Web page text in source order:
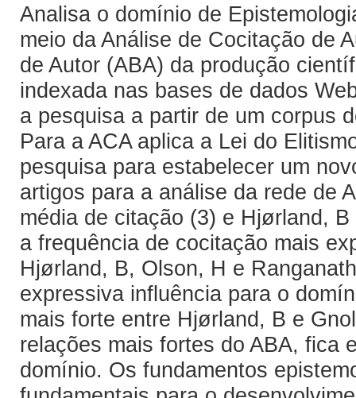
Analisa o domínio de
meio da Análise de Cocitação de
de Autor (ABA) da produção
indexada nas bases de dados
a pesquisa a partir de um corpus
Para a ACA aplica a Lei do
pesquisa para estabelecer um
artigos para a análise da rede de
média de citação (3) e Hjørland,
a frequência de cocitação mais
Hjørland, B, Olson, H e
expressiva influência para o
mais forte entre Hjørland, B e
relações mais fortes do ABA, fica
domínio. Os fundamentos